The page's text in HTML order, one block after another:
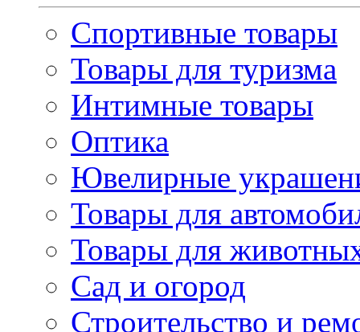
Спортивные товары
Товары для туризма
Интимные товары
Оптика
Ювелирные
Товары для
Товары для
Сад и огород
Строительство и